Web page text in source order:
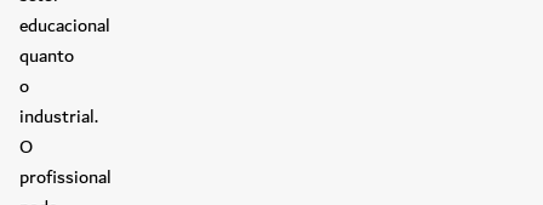
educacional
quanto
o
industrial.
O
profissional